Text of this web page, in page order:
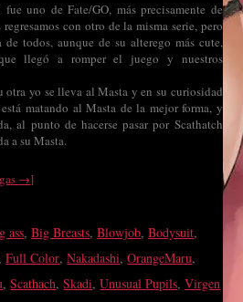
uno de Fate/GO, más precisamente de
con otro de la misma serie, pero
de todos, aunque de su alterego más cute,
llegó a romper el juego y nuestros
yo se lleva al Masta y en su curiosidad
matando al Masta de la mejor forma, y
al punto de hacerse pasar por Scathatch
a su Masta.
→]
ass,Big Breasts,Blowjob,Bodysuit,
,Full Color,Nakadashi,OrangeMaru,
,Scathach,Skadi,Unusual Pupils,Virgen